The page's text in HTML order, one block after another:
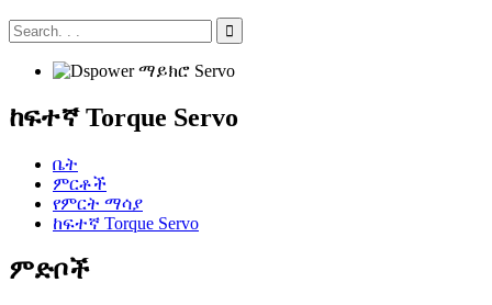
ከፍተኛ Torque Servo
ቤት
ምርቶች
የምርት ማሳያ
ከፍተኛ Torque Servo
ምድቦች